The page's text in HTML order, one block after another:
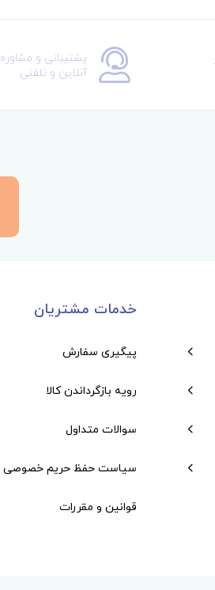
پشتیبانی و مشاوره
آنلاین و تلفنی
خدمات مشتریان
پیگیری سفارش
رویه بازگرداندن کالا
سوالات متداول
سیاست حفظ حریم خصوصی
قوانین و مقررات